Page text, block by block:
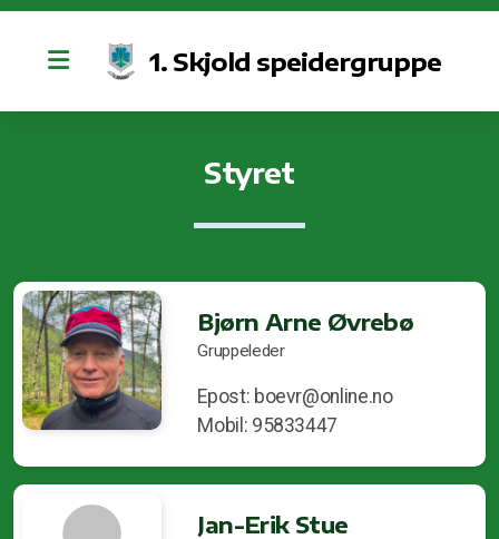
1. Skjold speidergruppe
Styret
Bjørn Arne Øvrebø
Gruppeleder
Epost: boevr@online.no
Mobil: 95833447
Jan-Erik Stue
Styret
Bli med